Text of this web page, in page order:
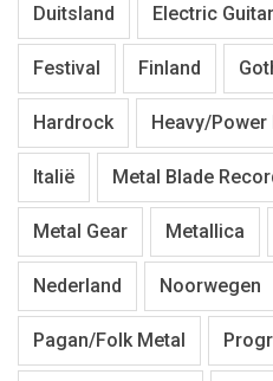
Duitsland Electric Guitar
Festival Finland
Hardrock Heavy/Power
Italië Metal Blade
Metal Gear Metallica
Nederland Noorwegen
Pagan/Folk Metal